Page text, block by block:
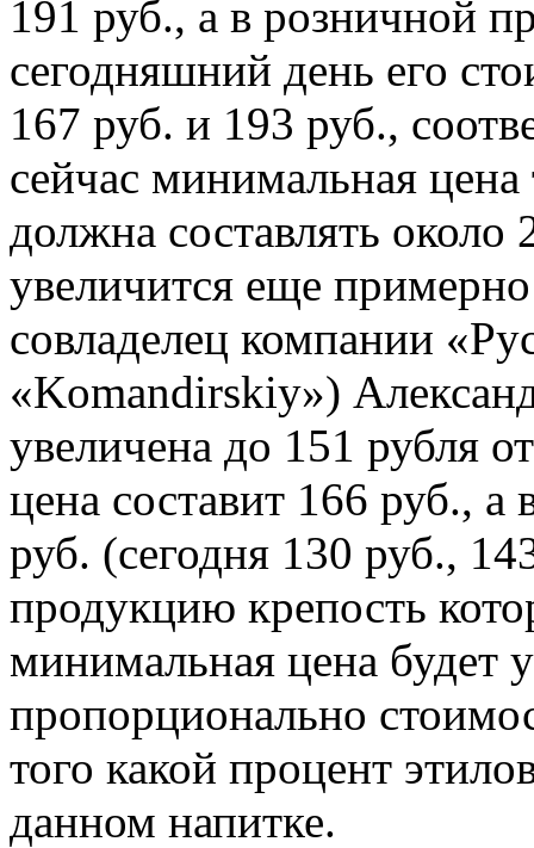
191 руб., а в розничной
сегодняшний день его
167 руб. и 193 руб.,
сейчас минимальная цена
должна составлять
увеличится еще
совладелец компании
«Komandirskiy»)
увеличена до 151 рубля
цена составит 166 руб., а
руб. (сегодня 130 руб.,
продукцию крепость
минимальная цена будет
пропорционально
того какой процент
данном напитке.